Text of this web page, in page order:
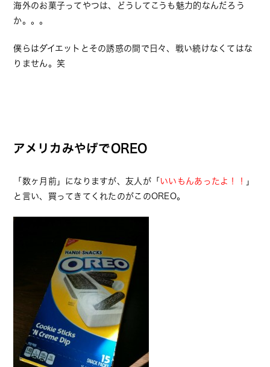
海外のお菓子ってやつは、どうしてこうも魅力的なんだろう
か。。。
僕らはダイエットとその誘惑の間で日々、戦い続けなくてはな
りません。笑
アメリカみやげでOREO
「数ヶ月前」になりますが、友人が「 いいもんあったよ！！
」
と言い、買ってきてくれたのがこのOREO。